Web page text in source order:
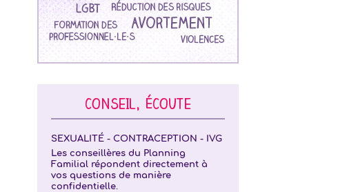
CONSEIL, ÉCOUTE
SEXUALITÉ - CONTRACEPTION - IVG
Les conseillères du Planning
Familial répondent directement à
vos questions de manière
confidentielle.